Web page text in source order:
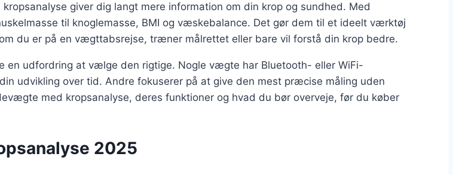
giver dig langt mere information om din krop og sundhed. Med
til knoglemasse, BMI og væskebalance. Det gør dem til et ideelt værktøj
du er på en vægttabsrejse, træner målrettet eller bare vil forstå din krop bedre.
en udfordring at vælge den rigtige. Nogle vægte har Bluetooth- eller WiFi-
udvikling over tid. Andre fokuserer på at give den mest præcise måling uden
med kropsanalyse, deres funktioner og hvad du bør overveje, før du køber
2025